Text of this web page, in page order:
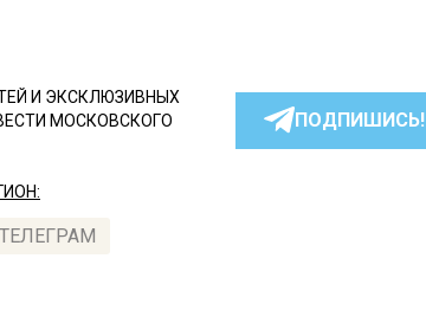
И ЭКСКЛЮЗИВНЫХ
МОСКОВСКОГО
ПОДПИШИСЬ!
ТЕЛЕГРАМ